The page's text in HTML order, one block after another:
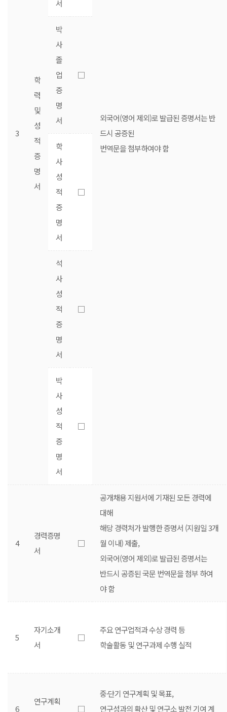
3
학
력
및
성
적
증
명
서
외국어(영어 제외)로 발급된 증명서는 반
드시 공증된
번역문을 첨부하여야 함
서
박
사
졸
업
증
명
서
□
학
사
성
적
증
명
서
□
석
사
성
적
증
명
서
□
박
사
성
적
증
명
서
□
4
경력증명
서
□
공개채용 지원서에 기재된 모든 경력에
대해
해당 경력처가 발행한 증명서 (지원일 3개
월 이내) 제출,
외국어(영어 제외)로 발급된 증명서는
반드시 공증된 국문 번역문을 첨부 하여
야 함
5
자기소개
서
□
주요 연구업적과 수상 경력 등
학술활동 및 연구과제 수행 실적
6
연구계획
□
중·단기 연구계획 및 목표,
연구성과의 확산 및 연구소 발전 기여 계